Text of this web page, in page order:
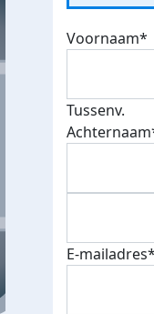
Voornaam*
Tussenv.
E-mailadres*